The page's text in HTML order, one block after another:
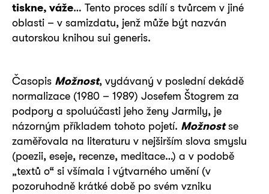
tiskne, váže… Tento proces sdílí s tvůrcem v jiné
oblasti – v samizdatu, jenž může být nazván
autorskou knihou sui generis.
Časopis Možnost, vydávaný v poslední dekádě
normalizace (1980 – 1989) Josefem Štogrem za
podpory a spoluúčasti jeho ženy Jarmily, je
názorným příkladem tohoto pojetí. Možnostse
zaměřovala na literaturu v nejširším slova smyslu
(poezii, eseje, recenze, meditace…) a v podobě
„textů o“ si všímala i výtvarného umění (v
pozoruhodně krátké době po svém vzniku